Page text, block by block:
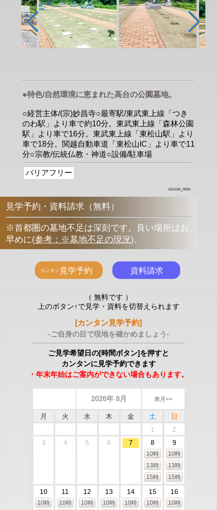
●特色/自然環境に恵まれた高台の公園墓地。
○経営主体/(宗)妙昌寺○最寄駅/東武東上線「つき
のわ駅」より車で約10分。東武東上線「森林公園
駅」より車で16分。東武東上線「東松山駅」より
車で18分。関越自動車道「東松山IC」より車で11
分○宗教/伝統仏教・神道○設備/駐車場
バリアフリー
1110156_0005
見学予約・資料請求（無料）
※首都圏の墓地不足は深刻です。良い場所はお
早めに(参考：※墓地不足の現況)。
（ 無料です ）
上のボタン↑で見学・資料を切替えられます
[カンタン見学予約]
-ご自身の目で現地を確かめましょう-
ご見学希望日の[時間ボタン]を押すと
カンタンに見学予約できます
・年末年始はご案内ができない場合もあります。
2026年 8月 来月>>
月 火 水 木 金 土
日
1
2
3
4 5 6 7 8
10時
13時
15時
9
10時
13時
15時
10
10時
11
10時
12
10時
13
10時
14
10時
15
10時
16
10時